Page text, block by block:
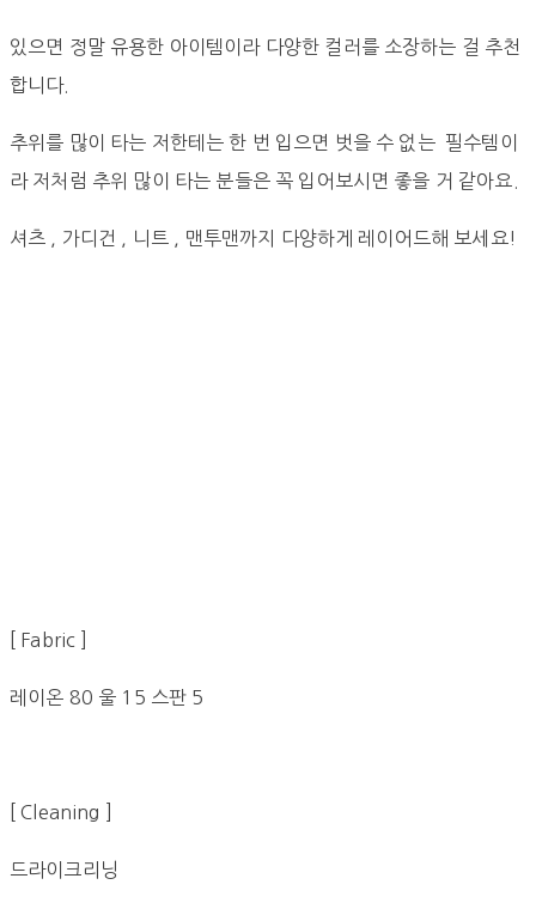
있으면 정말 유용한 아이템이라 다양한 컬러를 소장하는 걸 추천
합니다.
추위를 많이 타는 저한테는 한 번 입으면 벗을 수 없는 필수템이
라 저처럼 추위 많이 타는 분들은 꼭 입어보시면 좋을 거 같아요.
셔츠 , 가디건 , 니트 , 맨투맨까지 다양하게 레이어드해 보세요!
[ Fabric ]
레이온 80 울 15 스판 5
[ Cleaning ]
드라이크리닝